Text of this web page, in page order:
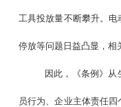
工具投放量不断攀升。
停放等问题日益凸显，相
因此，《条例》从
员行为、企业主体责任